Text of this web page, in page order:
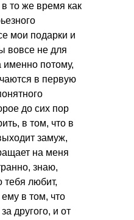
то же время как
мои подарки и
вовсе не для
именно потому,
в первую
до сих пор
в том, что в
замуж,
на меня
знаю,
тебя любит,
в том, что
другого, и от